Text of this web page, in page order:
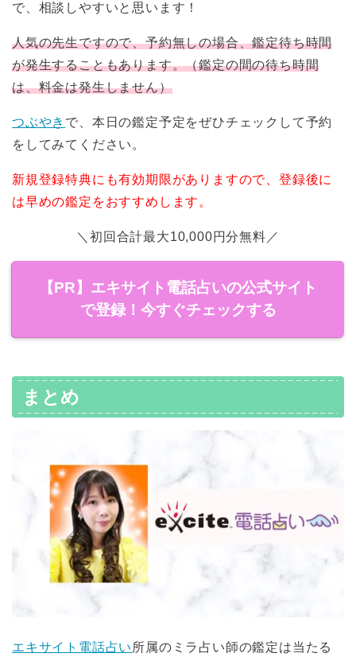
で、相談しやすいと思います！
人気の先生ですので、予約無しの場合、鑑定待ち時間
が発生することもあります。（鑑定の間の待ち時間
は、料金は発生しません）
つぶやき で、本日の鑑定予定をぜひチェックして予約
をしてみてください。
新規登録特典にも有効期限がありますので、登録後に
は早めの鑑定をおすすめします。
＼初回合計最大10,000円分無料／
【PR】エキサイト電話占いの公式サイト
で登録！今すぐチェックする
まとめ
エキサイト電話占い 所属のミラ占い師の鑑定は当たる